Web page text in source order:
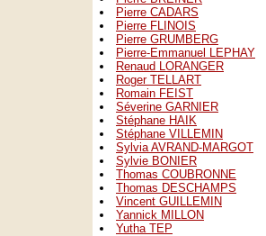
Pierre CADARS
Pierre FLINOIS
Pierre GRUMBERG
Pierre-Emmanuel LEPHAY
Renaud LORANGER
Roger TELLART
Romain FEIST
Séverine GARNIER
Stéphane HAIK
Stéphane VILLEMIN
Sylvia AVRAND-MARGOT
Sylvie BONIER
Thomas COUBRONNE
Thomas DESCHAMPS
Vincent GUILLEMIN
Yannick MILLON
Yutha TEP